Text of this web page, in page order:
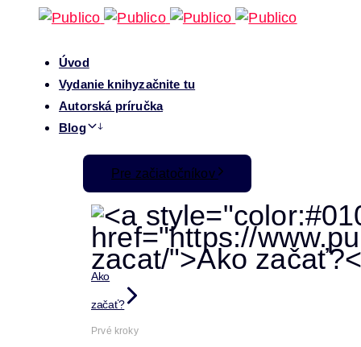
Úvod
Vydanie knihyzačnite tu
Autorská príručka
Blog
Pre začiatočníkov
Ako
začať?
Prvé kroky